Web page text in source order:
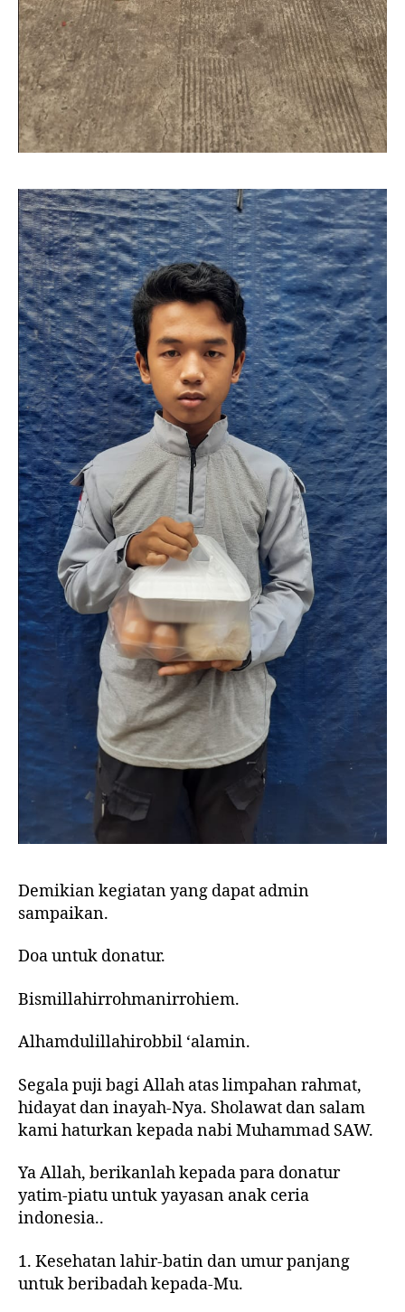
Demikian kegiatan yang dapat admin
sampaikan.
Doa untuk donatur.
Bismillahirrohmanirrohiem.
Alhamdulillahirobbil ‘alamin.
Segala puji bagi Allah atas limpahan rahmat,
hidayat dan inayah-Nya. Sholawat dan salam
kami haturkan kepada nabi Muhammad SAW.
Ya Allah, berikanlah kepada para donatur
yatim-piatu untuk yayasan anak ceria
indonesia..
1. Kesehatan lahir-batin dan umur panjang
untuk beribadah kepada-Mu.